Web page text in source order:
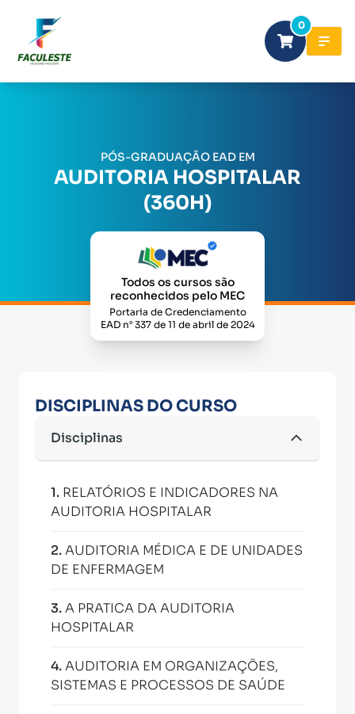
0
PÓS-GRADUAÇÃO EAD EM
AUDITORIA HOSPITALAR
(360H)
Todos os cursos são
reconhecidos pelo MEC
Portaria de Credenciamento
EAD n° 337 de 11 de abril de 2024
DISCIPLINAS DO CURSO
Disciplinas
1. RELATÓRIOS E INDICADORES NA
AUDITORIA HOSPITALAR
2.AUDITORIA MÉDICA E DE UNIDADES
DE ENFERMAGEM
3.A PRATICA DA AUDITORIA
HOSPITALAR
4.AUDITORIA EM ORGANIZAÇÕES,
SISTEMAS E PROCESSOS DE SAÚDE